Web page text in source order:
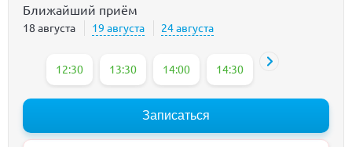
Ближайший приём
18 августа 19 августа 24 августа
12:30 13:30 14:00 14:30 15:00
Записаться